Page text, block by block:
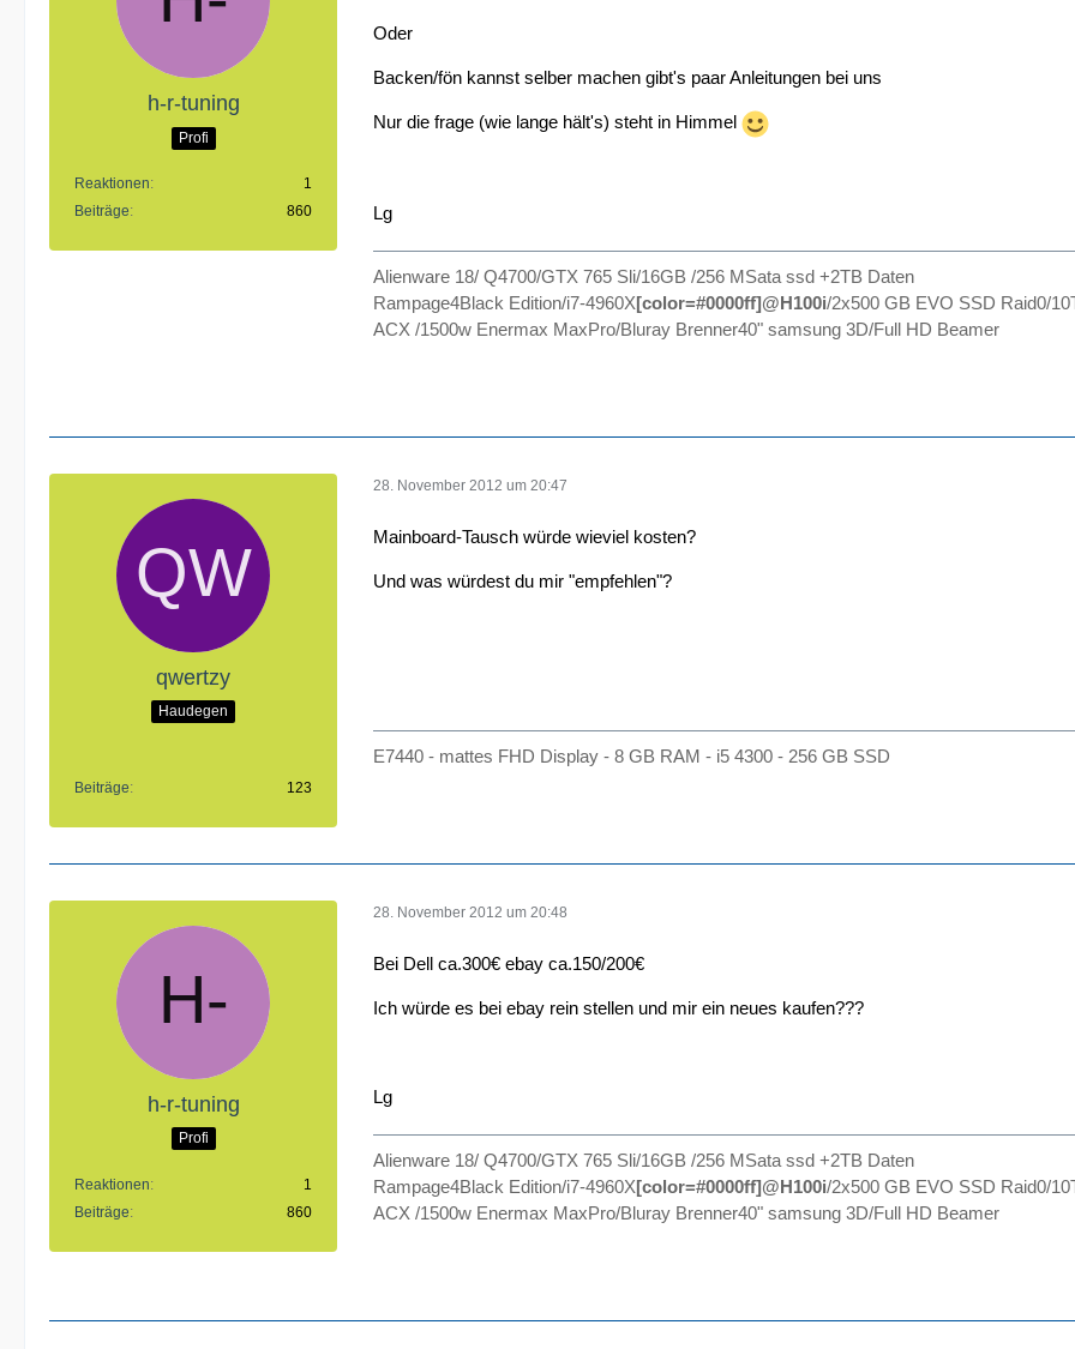
h-r-tuning
Profi
Reaktionen
1
Beiträge
860
Oder
Backen/fön kannst selber machen gibt's paar Anleitungen bei uns
Nur die frage (wie lange hält's) steht in Himmel
Lg
Alienware 18/ Q4700/GTX 765 Sli/16GB /256 MSata ssd +2TB Daten
Rampage4Black Edition/i7-4960X[color=#0000ff]@H100i/2x500 GB EVO SSD Raid0/
ACX /1500w Enermax MaxPro/Bluray Brenner40" samsung 3D/Full HD Beamer
qwertzy
Haudegen
Beiträge 123
28. November 2012 um 20:47
Mainboard-Tausch würde wieviel kosten?
Und was würdest du mir "empfehlen"?
E7440 - mattes FHD Display - 8 GB RAM - i5 4300 - 256 GB SSD
h-r-tuning
Profi
Reaktionen
1
Beiträge
860
28. November 2012 um 20:48
Bei Dell ca.300€ ebay ca.150/200€
Ich würde es bei ebay rein stellen und mir ein neues kaufen???
Lg
Alienware 18/ Q4700/GTX 765 Sli/16GB /256 MSata ssd +2TB Daten
Rampage4Black Edition/i7-4960X[color=#0000ff]@H100i/2x500 GB EVO SSD Raid0/
ACX /1500w Enermax MaxPro/Bluray Brenner40" samsung 3D/Full HD Beamer